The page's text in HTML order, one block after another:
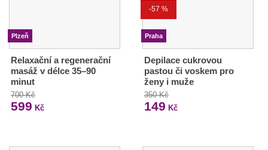
Plzeň
Relaxační a regenerační
masáž v délce 35–90
minut
700 Kč
599 Kč
-57 %
Praha
Depilace cukrovou
pastou či voskem pro
ženy i muže
350 Kč
149 Kč